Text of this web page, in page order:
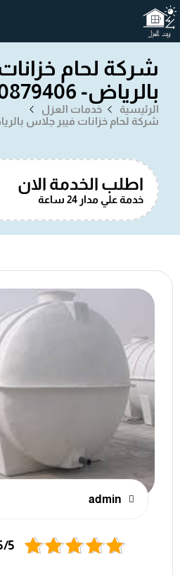
شركة لحام
بالرياض- 0560879406
الرئيسية
خدمات العزل
شركة لحام خزانات فيبر جلاس بالرياض-
اطلب الخدمة الان
خدمة علي مدار 24 ساعة
admin
5/5 - (4